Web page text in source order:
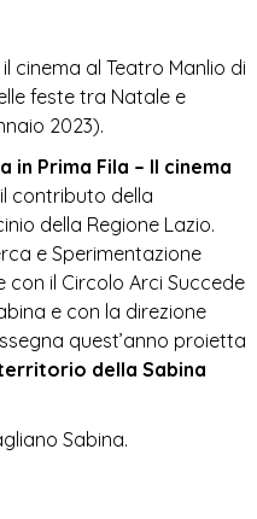
cinema al Teatro Manlio di
feste tra Natale e
2023).
in Prima Fila – Il cinema
contributo della
della Regione Lazio.
e Sperimentazione
il Circolo Arci Succede
e con la direzione
quest’anno proietta
della Sabina
Sabina.